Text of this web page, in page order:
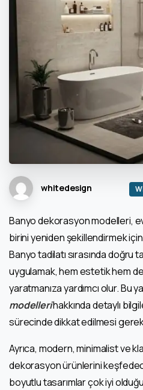
whitedesign
Banyo dekorasyon modelleri,
birini yeniden şekillendirmek
Banyo tadilatı sırasında doğru
uygulamak, hem estetik hem
yaratmanıza yardımcı olur. Bu
modellerihakkında detaylı
sürecinde dikkat edilmesi
Ayrıca, modern, minimalist ve
dekorasyon ürünlerini
boyutlu tasarımlar çok iyi